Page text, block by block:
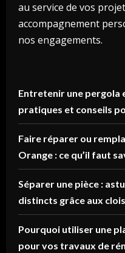
au service de vos
accompagnement
nos engagements.
Entretenir une pergola
pratiques et conseils
Faire réparer ou
Orange : ce qu’il faut
Séparer une pièce :
distincts grâce aux
Pourquoi utiliser une
pour vos travaux de